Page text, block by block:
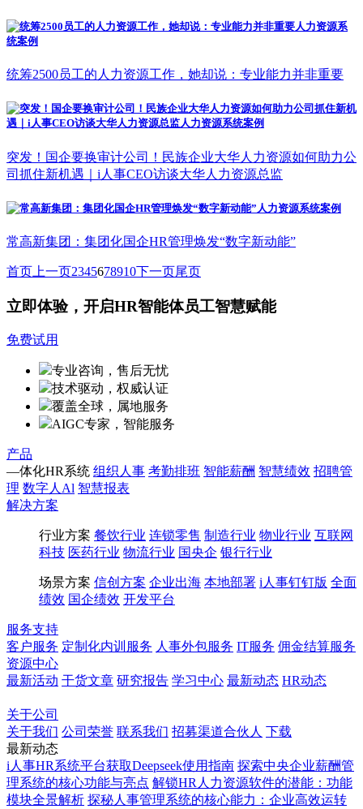
统筹2500员工的人力资源工作，她却说：专业能力并非重要
突发！国企要换审计公司！民族企业大华人力资源如何助力公
司抓住新机遇｜i人事CEO访谈大华人力资源总监
常高新集团：集团化国企HR管理焕发“数字新动能”
首页 上一页2345678910下一页尾页
立即体验，开启HR智能体员工智慧赋能
免费试用
专业咨询，售后无忧
技术驱动，权威认证
覆盖全球，属地服务
AIGC专家，智能服务
产品
—体化HR系统 组织人事 考勤排班 智能薪酬 智慧绩效 招聘管
理 数字人Al 智慧报表
解决方案
行业方案 餐饮行业 连锁零售 制造行业 物业行业 互联网
科技 医药行业 物流行业 国央企 银行行业
场景方案 信创方案 企业出海 本地部署 i人事钉钉版 全面
绩效 国企绩效 开发平台
服务支持
客户服务 定制化内训服务 人事外包服务 IT服务 佣金结算服务
资源中心
最新活动 干货文章 研究报告 学习中心 最新动态 HR动态
关于公司
关于我们 公司荣誉 联系我们 招募渠道合伙人 下载
最新动态
i人事HR系统平台获取Deepseek使用指南 探索中央企业薪酬管
理系统的核心功能与亮点 解锁HR人力资源软件的潜能：功能
模块全景解析 探秘人事管理系统的核心能力：企业高效运转